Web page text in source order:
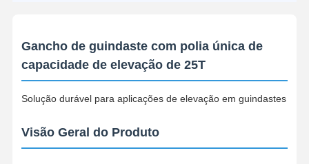
Gancho de guindaste com polia única de
capacidade de elevação de 25T
Solução durável para aplicações de elevação em guindastes
Visão Geral do Produto